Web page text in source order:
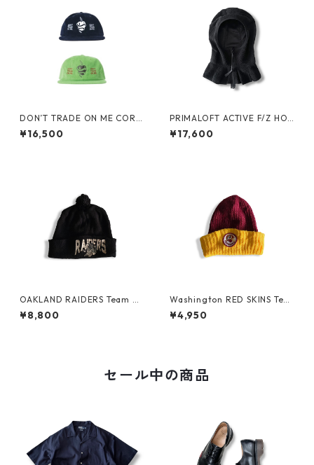
DON’T TRADE ON ME CORD
S CAP by Little Yarmouth
¥16,500
PRIMALOFT ACTIVE F/Z HO
OD -PRODUCT TWELVE-
¥17,600
OAKLAND RAIDERS Team Be
anie
¥8,800
Washington RED SKINS Tea
m Beanie
¥4,950
セール中の商品